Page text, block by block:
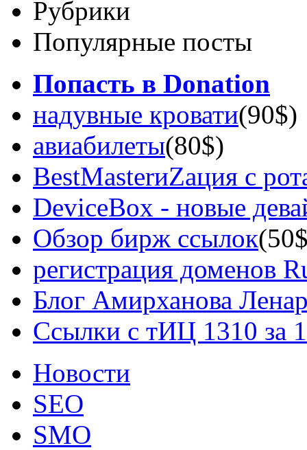
Рубрики
Популярные посты
Попасть в Donation
надувные кровати(90$)
авиабилеты(80$)
BestMasterиZация с
DeviceBox - новые
Обзор бирж ссылок
регистрация доменов
Блог Амирханова
Ссылки с тИЦ 1310 за
Новости
SEO
SMO